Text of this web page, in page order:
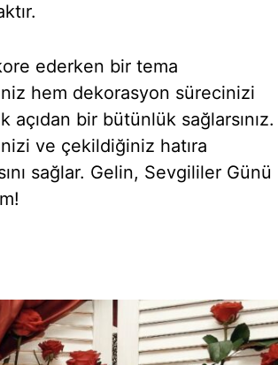
ederken bir tema
hem dekorasyon sürecinizi
açıdan bir bütünlük sağlarsınız.
ve çekildiğiniz hatıra
sağlar. Gelin, Sevgililer Günü